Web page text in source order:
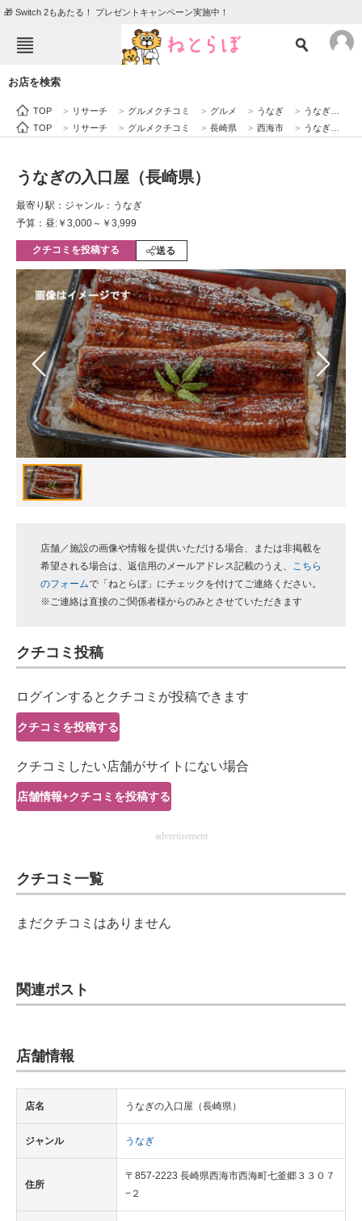
🎁 Switch 2もあたる！ プレゼントキャンペーン実施中！
エンタメ クイズ
住まい 教育・育児
動物
会員記事
メディア
注目記事を集めた総合ページ
ITの今と未来を見通す
スマホと通信の最新トレンド
進化するPCとデバイスの未来
好きが集まる 比べて選べる
ビジネスと働き方のヒント
企業ITのトレンドを詳説
経営リーダーのコミュニティ
ITエンジニア向け専門サイト
企業向けIT製品の総合サイト
IT製品の技術・比較・事例
製造業のIT導入・活用を支援
エレクトロニクス専門サイト
電子設計の基本と応用
ちょっと気になるネットの話題
お店を検索
TOP > リサーチ > グルメクチコミ > グルメ > うなぎ > うなぎの入口屋（長崎県）
TOP
> リサーチ > グルメクチコミ > 長崎県 > 西海市 > うなぎの入口屋（長崎県）
うなぎの入口屋（長崎県）
最寄り駅： ジャンル：うなぎ
予算：昼:￥3,000～￥3,999
クチコミを投稿する 送る
店舗／施設の画像や情報を提供いただける場合、または非掲載を
希望される場合は、返信用のメールアドレス記載のうえ、
こちら
のフォームで「ねとらぼ」にチェックを付けてご連絡ください。
※ご連絡は直接のご関係者様からのみとさせていただきます
クチコミ投稿
ログインするとクチコミが投稿できます
クチコミを投稿する
クチコミしたい店舗がサイトにない場合
店舗情報+クチコミを投稿する
advertisement
クチコミ一覧
まだクチコミはありません
関連ポスト
店舗情報
店名 うなぎの入口屋（長崎県）
ジャンル うなぎ
住所
〒857-2223 長崎県西海市西海町七釜郷３３０７
−２